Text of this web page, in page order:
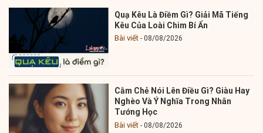
Quạ Kêu Là Điềm Gì? Giải Mã Tiếng
Kêu Của Loài Chim Bí Ẩn
Bài viết 08/08/2026
Cằm Chẻ Nói Lên Điều Gì? Giàu Hay
Nghèo Và Ý Nghĩa Trong Nhân
Tướng Học
Bài viết 08/08/2026